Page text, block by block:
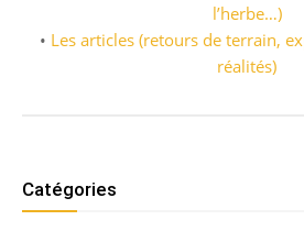
l’herbe…)
• Les articles (retours de terrain,
réalités)
Catégories